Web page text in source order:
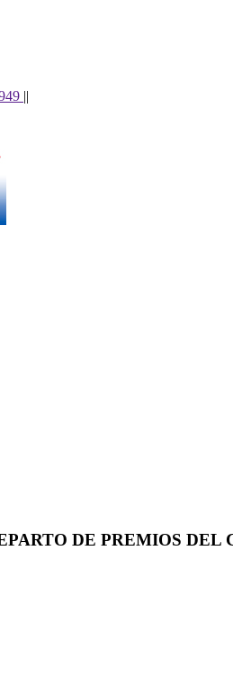
||
DE PREMIOS DEL